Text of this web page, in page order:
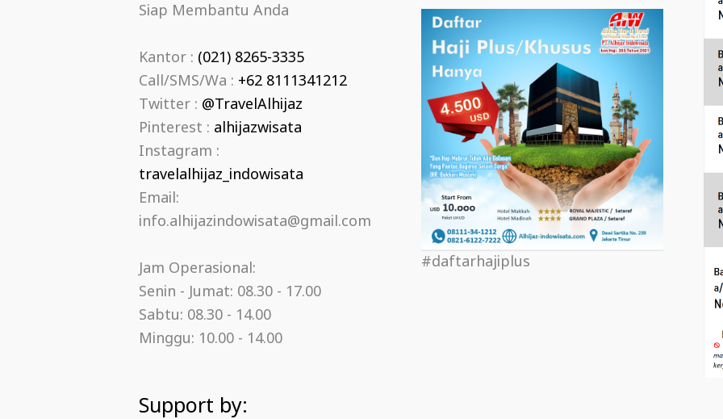
Siap Membantu Anda
Kantor : (021) 8265-3335
Call/SMS/Wa : +62 8111341212
Twitter : @TravelAlhijaz
Pinterest : alhijazwisata
Instagram :
travelalhijaz_indowisata
Email:
info.alhijazindowisata@gmail.com
Jam Operasional:
Senin - Jumat: 08.30 - 17.00
Sabtu: 08.30 - 14.00
Minggu: 10.00 - 14.00
Support by:
#daftarhajiplus